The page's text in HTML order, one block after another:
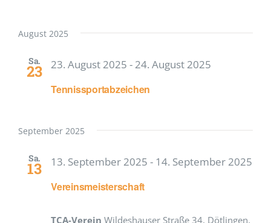
August 2025
Sa.
23
Tennissportabzeichen
23. August 2025 - 24. August 2025
September 2025
Sa.
13
Vereinsmeisterschaft
13. September 2025 - 14. September 2025
TCA-Verein Wildeshauser Straße 34, Dötlingen,